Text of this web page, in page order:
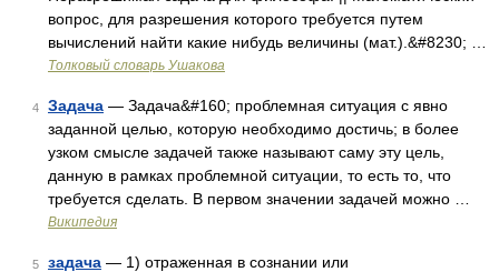
вопрос, для разрешения которого требуется путем
вычислений найти какие нибудь величины (мат.).&#8230; …
Толковый словарь Ушакова
4 Задача — Задача&#160; проблемная ситуация с явно
заданной целью, которую необходимо достичь; в более
узком смысле задачей также называют саму эту цель,
данную в рамках проблемной ситуации, то есть то, что
требуется сделать. В первом значении задачей можно …
Википедия
5 задача — 1) отраженная в сознании или